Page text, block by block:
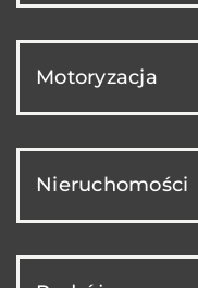
Motoryzacja
Nieruchomości